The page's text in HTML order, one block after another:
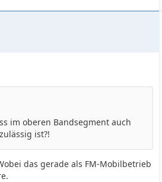
im oberen Bandsegment auch
ist?!
das gerade als FM-Mobilbetrieb